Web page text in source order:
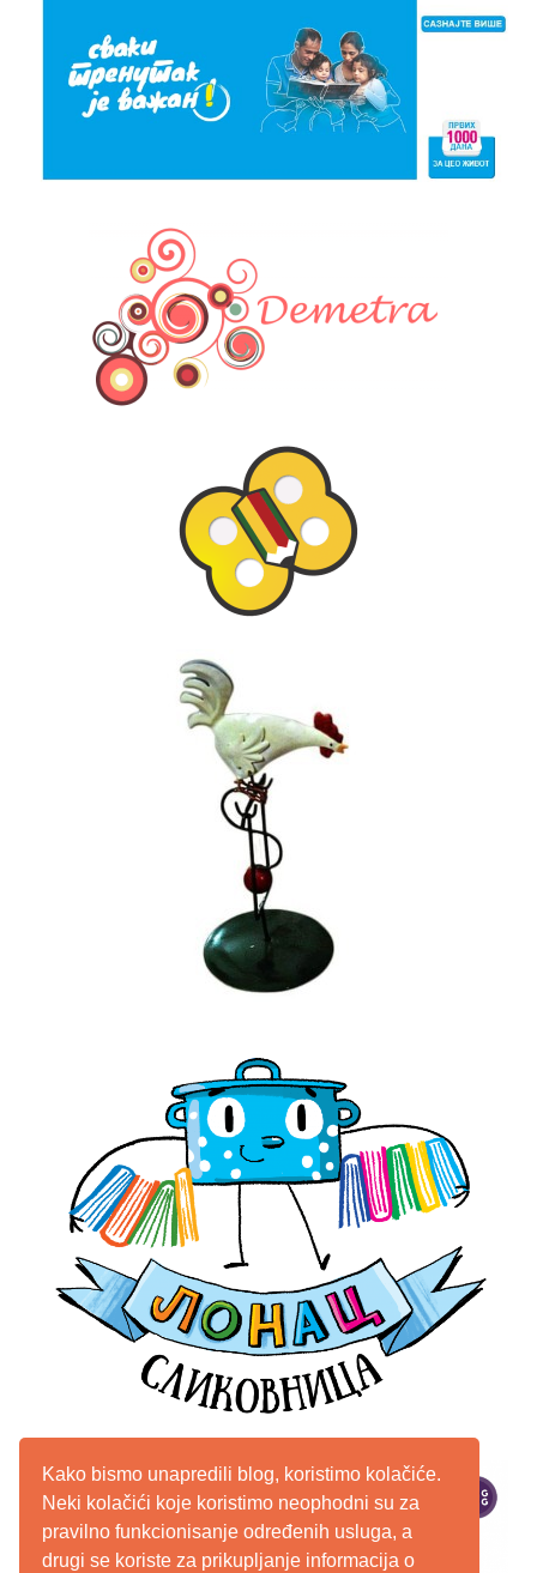
Kako bismo unapredili blog, koristimo kolačiće.
Neki kolačići koje koristimo neophodni su za
pravilno funkcionisanje određenih usluga, a
drugi se koriste za prikupljanje informacija o